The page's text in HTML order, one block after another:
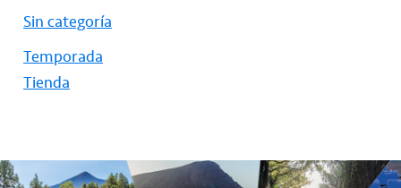
Sin categoría
Temporada
Tienda